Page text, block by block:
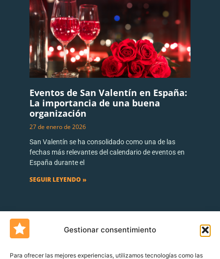
Gestionar consentimiento
Para ofrecer las mejores experiencias, utilizamos tecnologías como las
Eventos de San Valentín en España:
La importancia de una buena
organización
27 de enero de 2026
San Valentín se ha consolidado como una de las
fechas más relevantes del calendario de eventos en
España durante el
SEGUIR LEYENDO »